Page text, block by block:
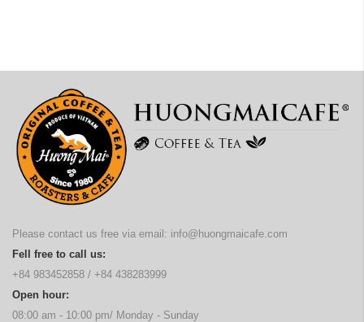
Please contact us free via email: info@huongmaicafe.com
Fell free to call us:
+84 983452858 / +84 438283999
Open hour:
08:00 am - 10:00 pm/ Monday - Sunday